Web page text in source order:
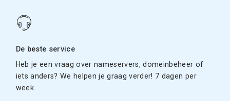
De beste service
Heb je een vraag over nameservers, domeinbeheer of
iets anders? We helpen je graag verder! 7 dagen per
week.